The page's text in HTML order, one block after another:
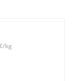
kg